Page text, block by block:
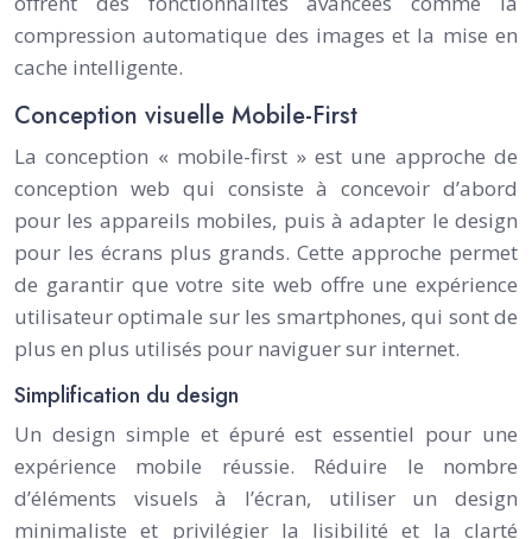
compression automatique des images et la mise en
cache intelligente.
Conception visuelle Mobile-First
La conception « mobile-first » est une approche de
conception web qui consiste à concevoir d’abord
pour les appareils mobiles, puis à adapter le design
pour les écrans plus grands. Cette approche permet
de garantir que votre site web offre une expérience
utilisateur optimale sur les smartphones, qui sont de
plus en plus utilisés pour naviguer sur internet.
Simplification du design
Un design simple et épuré est essentiel pour une
expérience mobile réussie. Réduire le nombre
d’éléments visuels à l’écran, utiliser un design
minimaliste et privilégier la lisibilité et la clarté